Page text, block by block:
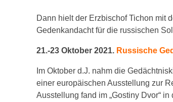
Dann hielt der Erzbischof Tichon mit
Gedenkandacht für die russischen
21.-23 Oktober 2021. Russische
Im Oktober d.J. nahm die
einer europäischen Ausstellung zur
Ausstellung fand im „Gostiny Dvor“